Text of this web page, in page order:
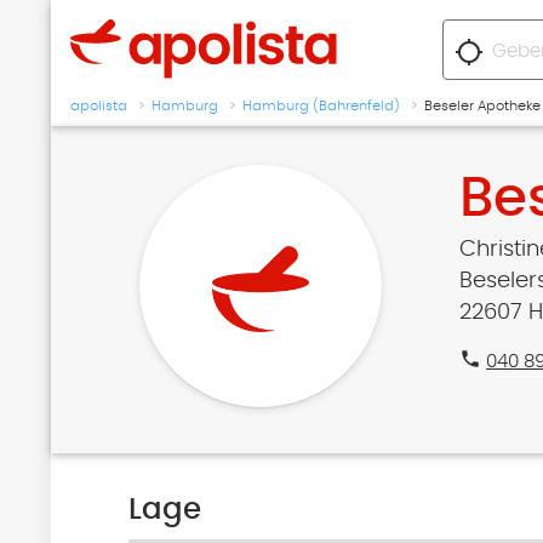
location_searching
apolista Hamburg Hamburg (Bahrenfeld) Beseler Apotheke
22607
phone 040
Lage